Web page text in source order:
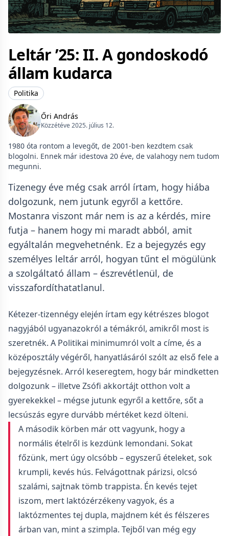
Leltár ’25: II. A gondoskodó
állam kudarca
Politika
Őri András
Közzétéve 2025. július 12.
1980 óta rontom a levegőt, de 2001-ben kezdtem csak
blogolni. Ennek már idestova 20 éve, de valahogy nem tudom
megunni.
Tizenegy éve még csak arról írtam, hogy hiába
dolgozunk, nem jutunk egyről a kettőre.
Mostanra viszont már nem is az a kérdés, mire
futja – hanem hogy mi maradt abból, amit
egyáltalán megvehetnénk. Ez a bejegyzés egy
személyes leltár arról, hogyan tűnt el mögülünk
a szolgáltató állam – észrevétlenül, de
visszafordíthatatlanul.
Kétezer-tizennégy elején írtam egy kétrészes blogot
nagyjából ugyanazokról a témákról, amikről most is
szeretnék. A Politikai minimumról volt a címe, és a
középosztály végéről, hanyatlásáról szólt az első fele a
bejegyzésnek. Arról keseregtem, hogy bár mindketten
dolgozunk – illetve Zsófi akkortájt otthon volt a
gyerekekkel – mégse jutunk egyről a kettőre, sőt a
lecsúszás egyre durvább mértéket kezd ölteni.
A második körben már ott vagyunk, hogy a
normális ételről is kezdünk lemondani. Sokat
főzünk, mert úgy olcsóbb – egyszerű ételeket, sok
krumpli, kevés hús. Felvágottnak párizsi, olcsó
szalámi, sajtnak tömb trappista. Én kevés tejet
iszom, mert laktózérzékeny vagyok, és a
laktózmentes tej dupla, majdnem két és félszeres
árban van, mint a szimpla. Tejből van még egy